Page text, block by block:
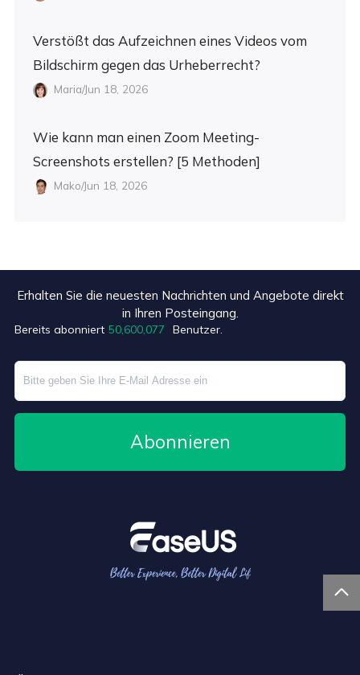
Verstößt das Aufzeichnen eines Videos vom
Bildschirm gegen das Urheberrecht?
Maria/Jun 18, 2026
Wie kann man einen Zoom Meeting-
Screenshots erstellen? [5 Methoden]
Mako/Jun 18, 2026
Erhalten Sie die neuesten Nachrichten und Angebote direkt
in Ihren Posteingang.
Bereits abonniert 50,600,080 Benutzer.
Abonnieren
